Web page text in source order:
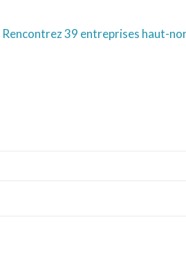
39 entreprises haut-